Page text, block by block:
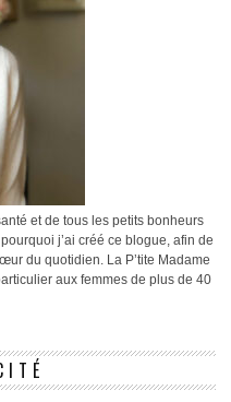
et de tous les petits bonheurs
j’ai créé ce blogue, afin de
du quotidien. La P’tite Madame
aux femmes de plus de 40